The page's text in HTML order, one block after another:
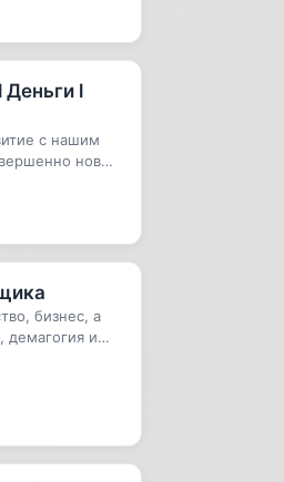
l
с нашим
новый
бизнес, а
демагогия и